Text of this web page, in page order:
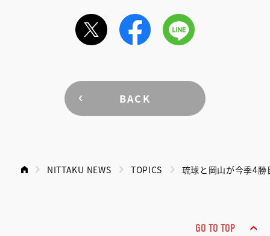
BACK
NITTAKU NEWS TOPICS 琉球と岡山が今季4
GO TO TOP